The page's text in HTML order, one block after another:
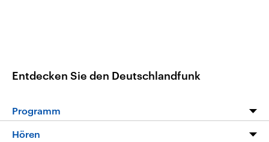
Entdecken Sie den Deutschlandfunk
Programm
Programm
Hören